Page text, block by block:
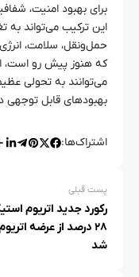
برای بهبود امنیت،
این ترکیب می‌تواند به
حمل‌ونقل، سلامت،
که هنوز پیش رو است،
می‌توانند به تحولی
بهبود‌های قابل توجهی
اشتراک‌ها:
پست قبلی
رکورد جدید اتریوم
۲۸ درصد از عرضه
شد